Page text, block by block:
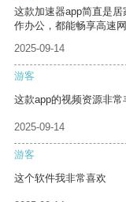
这款加速器app简直是
作办公，都能畅享高速
2025-09-14
游客
这款app的视频资源非常
2025-09-14
游客
这个软件我非常喜欢